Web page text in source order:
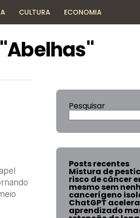
CULTURA ECONOMIA
Pesquisar
Posts recentes
Mistura de
risco de câncer
mesmo sem
cancerígeno
ChatGPT
aprendizado